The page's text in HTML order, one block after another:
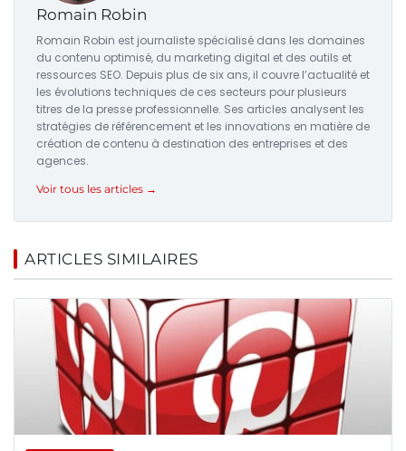
Romain Robin
Romain Robin est journaliste spécialisé dans les domaines
du contenu optimisé, du marketing digital et des outils et
ressources SEO. Depuis plus de six ans, il couvre l’actualité et
les évolutions techniques de ces secteurs pour plusieurs
titres de la presse professionnelle. Ses articles analysent les
stratégies de référencement et les innovations en matière de
création de contenu à destination des entreprises et des
agences.
Voir tous les articles →
ARTICLES SIMILAIRES